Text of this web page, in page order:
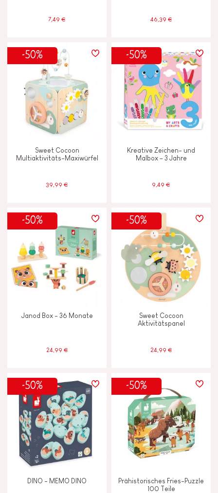
Farben auf Wasserbasis
Magnetisch
Musik/Sound
4 - 5 Jahre
6-7 6 - 7 Jahre
8+ Ab 8 Jahere
-2 Unter 2 Jahren
JANOD ENGAGIERT SICH
Hergestellt in Europa
Made in France
7,49 € 46,39 €
-50%
Sweet Cocoon
Multiaktivitäts-Maxiwürfel
39,99 €
-50%
Kreative Zeichen- und
Malbox – 3 Jahre
9,49 €
-50%
Janod Box - 36 Monate
24,99 €
-50%
Sweet Cocoon
Aktivitätspanel
24,99 €
-50%
DINO - MEMO DINO
-50%
Prähistorisches Fries-Puzzle
100 Teile